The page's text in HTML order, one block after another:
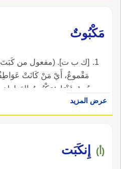
مَكْبُوتٌ
[ك ب ت]. (مفعول من
مَقْموعٌ، أَيْ مَنْ كَانَتْ
يُبِينُ عَنْهَا. :مَكْبُوتُ العَوَاطِفِ.
عرض المزيد
(أ) إِنكَبَت